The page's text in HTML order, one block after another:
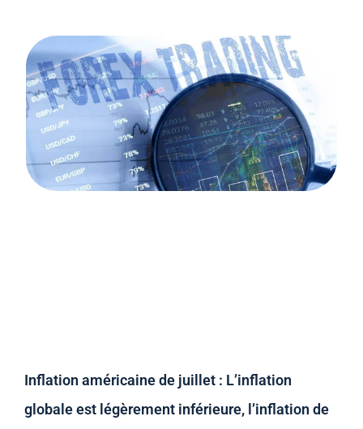
Inflation américaine de juillet : L’inflation
globale est légèrement inférieure, l’inflation de